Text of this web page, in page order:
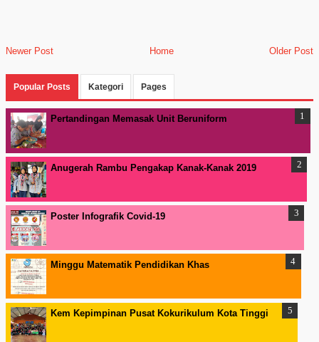
Newer Post Older Post
Home
Popular Posts Kategori Pages
Pertandingan Memasak Unit Beruniform
Anugerah Rambu Pengakap Kanak-Kanak 2019
Poster Infografik Covid-19
Minggu Matematik Pendidikan Khas
Kem Kepimpinan Pusat Kokurikulum Kota Tinggi